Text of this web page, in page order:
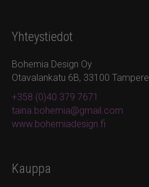
Yhteystiedot
Bohemia Design Oy
Otavalankatu 6B, 33100 Tampere
+358 (0)40 379 7671
taina.bohemia@gmail.com
www.bohemiadesign.fi
Kauppa